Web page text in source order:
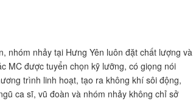
nhóm nhảy tại Hưng Yên luôn đặt chất lượng và
MC được tuyển chọn kỹ lưỡng, có giọng nói
trình linh hoạt, tạo ra không khí sôi động,
ca sĩ, vũ đoàn và nhóm nhảy không chỉ sở